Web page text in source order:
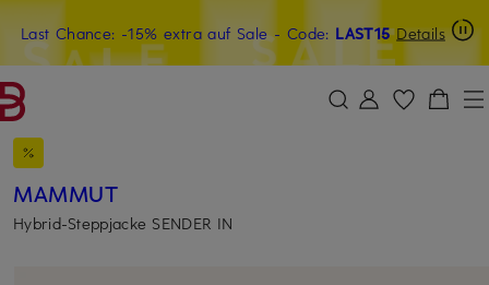
ZUM HAUPTINHALT ÜBERSPRINGEN ZUM SUCHFELD ÜBERSPRINGEN
Last Chance: -15% extra auf Sale- Code: LAST15 Details
20€-Willkommensgutschein mit Beyond sichern
MAMMUT
Hybrid-Steppjacke SENDER IN